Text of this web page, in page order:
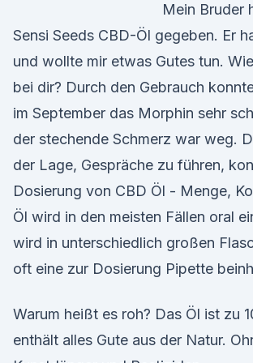
Mein Bruder
Sensi Seeds CBD-Öl gegeben. Er
und wollte mir etwas Gutes tun.
bei dir? Durch den Gebrauch
im September das Morphin sehr
der stechende Schmerz war weg.
der Lage, Gespräche zu führen,
Dosierung von CBD Öl - Menge,
Öl wird in den meisten Fällen oral
wird in unterschiedlich großen
oft eine zur Dosierung Pipette
Warum heißt es roh? Das Öl ist zu
enthält alles Gute aus der Natur.